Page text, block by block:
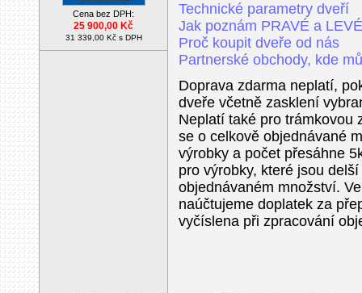
Cena bez DPH:
25 900,00 Kč
31 339,00 Kč s DPH
Technické parametry dveří
Jak poznám PRAVÉ a
Proč koupit dveře od nás
Partnerské obchody, kde
Doprava zdarma neplatí,
dveře včetně zasklení
Neplatí také pro trámkovou
se o celkově objednávané
výrobky a počet přesáhne
pro výrobky, které jsou
objednávaném množství.
naúčtujeme doplatek za
vyčíslena při zpracování